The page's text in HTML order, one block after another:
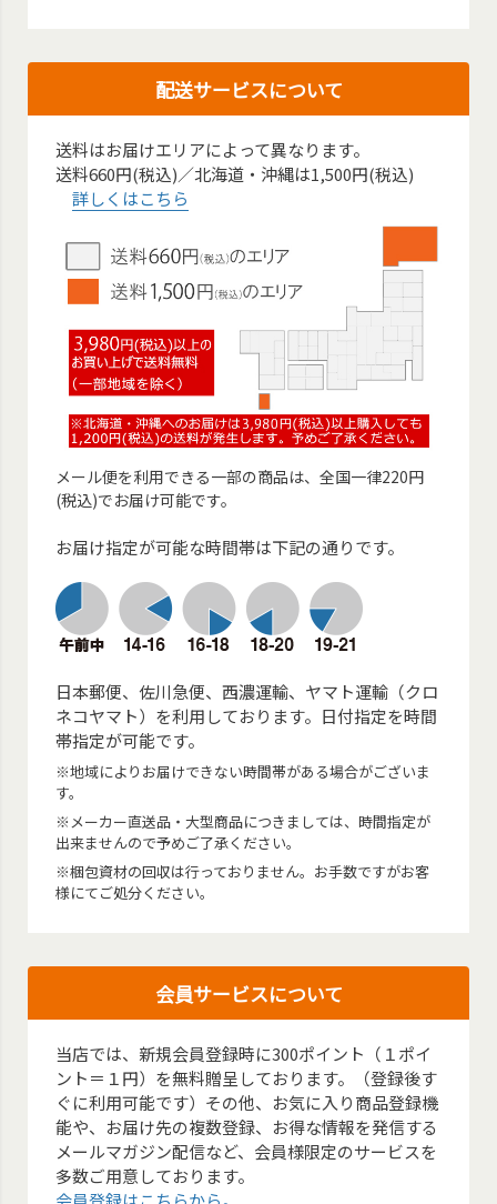
配送サービスについて
送料はお届けエリアによって異なります。
送料660円(税込)／北海道・沖縄は1,500円(税込)
詳しくはこちら
メール便を利用できる一部の商品は、全国一律220円
(税込)でお届け可能です。
お届け指定が可能な時間帯は下記の通りです。
日本郵便、佐川急便、西濃運輸、ヤマト運輸（クロ
ネコヤマト）を利用しております。日付指定を時間
帯指定が可能です。
※地域によりお届けできない時間帯がある場合がございま
す。
※メーカー直送品・大型商品につきましては、時間指定が
出来ませんので予めご了承ください。
※梱包資材の回収は行っておりません。お手数ですがお客
様にてご処分ください。
会員サービスについて
当店では、新規会員登録時に300ポイント（１ポイ
ント＝１円）を無料贈呈しております。（登録後す
ぐに利用可能です）その他、お気に入り商品登録機
能や、お届け先の複数登録、お得な情報を発信する
メールマガジン配信など、会員様限定のサービスを
多数ご用意しております。